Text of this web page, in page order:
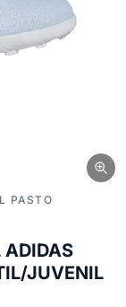
PASTO
ADIDAS
JUVENIL